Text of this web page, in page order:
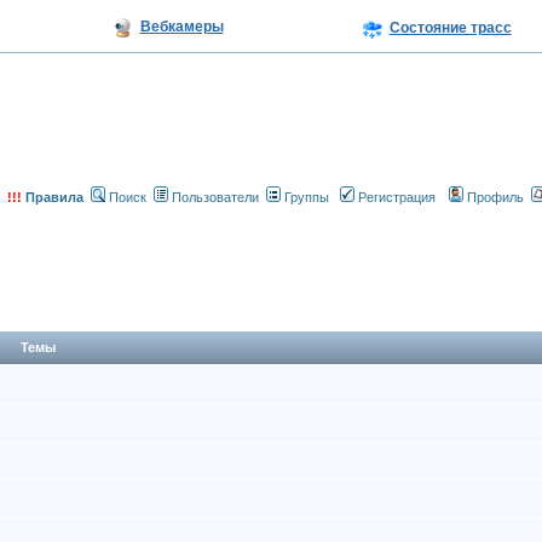
Вебкамеры Состояние трасс
!!! Правила Поиск Пользователи Группы Регистрация Профиль
Темы